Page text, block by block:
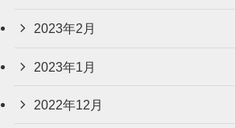
2023年2月
2023年1月
2022年12月